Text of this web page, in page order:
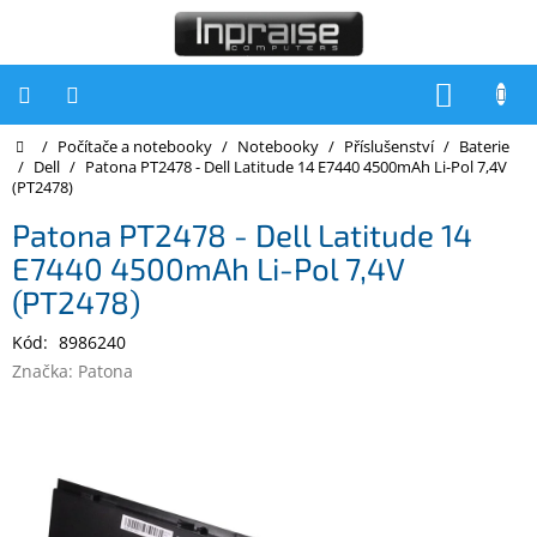
Počítače
Počítače
Notebooky
Tiskárny
Oblíbené
Domů
/ Počítače a notebooky / Notebooky / Příslušenství / Baterie
/ Dell / Patona PT2478 - Dell Latitude 14 E7440 4500mAh Li-Pol 7,4V
(PT2478)
Patona PT2478 - Dell Latitude 14
E7440 4500mAh Li-Pol 7,4V
(PT2478)
Kód: 8986240
Značka: Patona